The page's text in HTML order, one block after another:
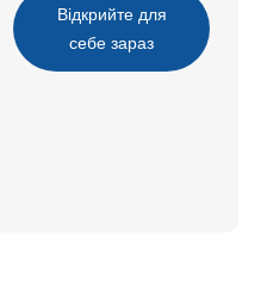
Відкрийте для
себе зараз